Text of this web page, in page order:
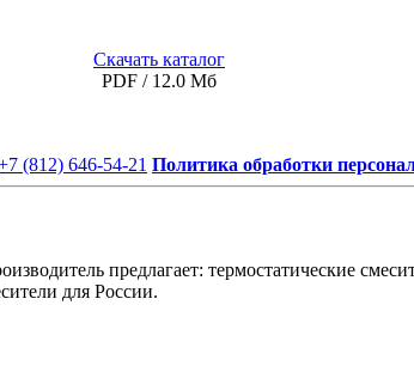
Скачать каталог
PDF / 12.0 Мб
(812) 646-54-21 Политика обработки
предлагает: термостатические
для России.